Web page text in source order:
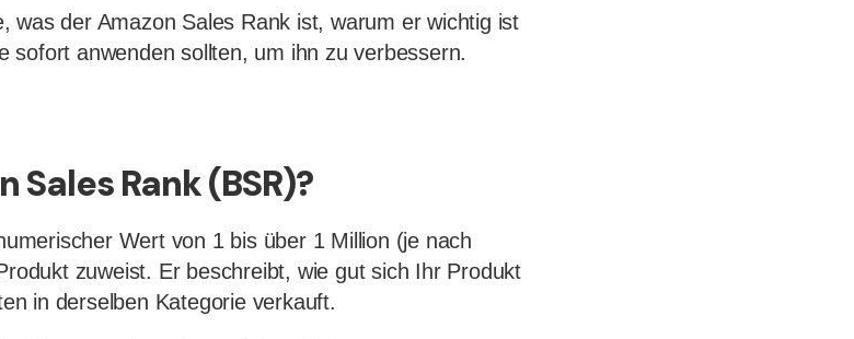
was der Amazon Sales Rank ist, warum er wichtig ist
sofort anwenden sollten, um ihn zu verbessern.
Rank (BSR)?
Wert von 1 bis über 1 Million (je nach
zuweist. Er beschreibt, wie gut sich Ihr Produkt
in derselben Kategorie verkauft.